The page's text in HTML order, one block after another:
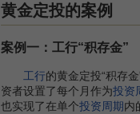
黄金定投的案例
案例一：工行“积存金”
工行的黄金定投“积存
资者设置了每个月作为投资
也实现了在单个投资周期内